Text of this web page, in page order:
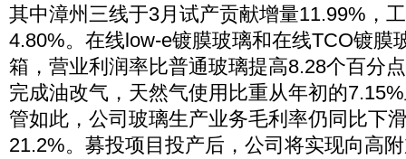
其中漳州三线于3月试产贡献增量11.99%，
4.80%。在线low-e镀膜玻璃和在线TCO镀膜
箱，营业利润率比普通玻璃提高8.28个百分
完成油改气，天然气使用比重从年初的
管如此，公司玻璃生产业务毛利率仍同比下
21.2%。募投项目投产后，公司将实现向高